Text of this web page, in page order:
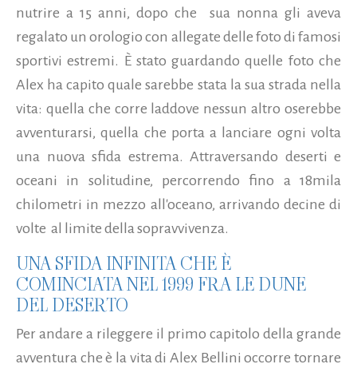
nutrire a 15 anni, dopo che sua nonna gli aveva
regalato un orologio con allegate delle foto di famosi
sportivi estremi. È stato guardando quelle foto che
Alex ha capito quale sarebbe stata la sua strada nella
vita: quella che corre laddove nessun altro oserebbe
avventurarsi, quella che porta a lanciare ogni volta
una nuova sfida estrema. Attraversando deserti e
oceani in solitudine, percorrendo fino a 18mila
chilometri in mezzo all'oceano, arrivando decine di
volte al limite della sopravvivenza.
UNA SFIDA INFINITA CHE È
COMINCIATA NEL 1999 FRA LE DUNE
DEL DESERTO
Per andare a rileggere il primo capitolo della grande
avventura che è la vita di Alex Bellini occorre tornare